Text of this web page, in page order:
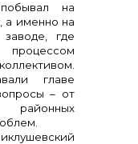
на
а именно на
где
главе
– от